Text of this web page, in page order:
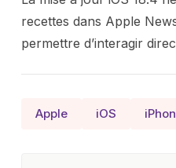
recettes dans Apple
permettre d’interagir
Apple iOS